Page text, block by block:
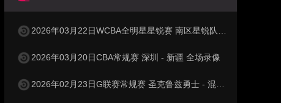
2026年03月22日WCBA全明星星锐赛 南区星锐队 - 北区星锐队 全场录像
2026年03月20日CBA常规赛 深圳 - 新疆 全场录像
2026年02月23日G联赛常规赛 圣克鲁兹勇士 - 混音 全场录像